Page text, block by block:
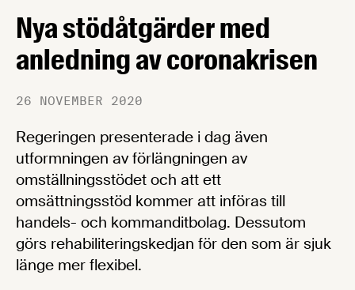
Nya stödåtgärder med
anledning av coronakrisen
26 NOVEMBER 2020
Regeringen presenterade i dag även
utformningen av förlängningen av
omställningsstödet och att ett
omsättningsstöd kommer att införas till
handels- och kommanditbolag. Dessutom
görs rehabiliteringskedjan för den som är sjuk
länge mer flexibel.